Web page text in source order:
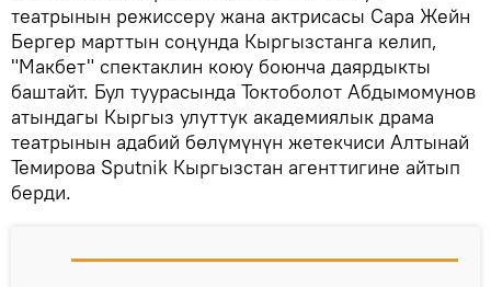
театрынын режиссеру жана актрисасы Сара Жейн
Бергер марттын соңунда Кыргызстанга келип,
"Макбет" спектаклин коюу боюнча даярдыкты
баштайт. Бул туурасында Токтоболот Абдымомунов
атындагы Кыргыз улуттук академиялык драма
театрынын адабий бөлүмүнүн жетекчиси Алтынай
Темирова Sputnik Кыргызстан агенттигине айтып
берди.